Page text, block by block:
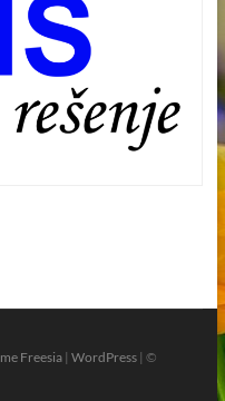
Freesia| WordPress| ©